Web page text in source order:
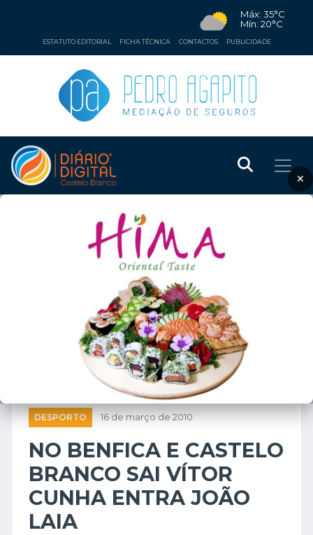
Máx: 35°C
Mín: 20°C
ESTATUTO EDITORIAL FICHA TÉCNICA CONTACTOS PUBLICIDADE
×
DESPORTO 16 de março de 2010
NO BENFICA E CASTELO
BRANCO SAI VÍTOR
CUNHA ENTRA JOÃO
LAIA